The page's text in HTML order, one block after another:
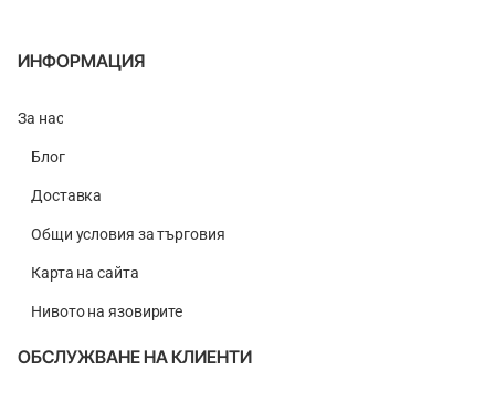
ИНФОРМАЦИЯ
За нас
Блог
Доставка
Общи условия за търговия
Карта на сайта
Нивото на язовирите
ОБСЛУЖВАНЕ НА КЛИЕНТИ